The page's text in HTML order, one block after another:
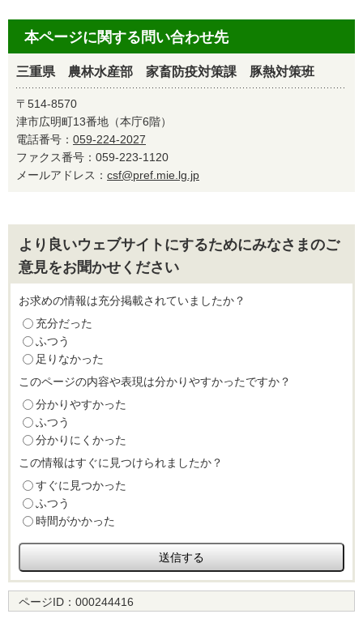
本ページに関する問い合わせ先
三重県 農林水産部 家畜防疫対策課 豚熱対策班
〒514-8570
津市広明町13番地（本庁6階）
電話番号： 059-224-2027
ファクス番号：059-223-1120
メールアドレス： csf@pref.mie.lg.jp
より良いウェブサイトにするためにみなさまのご
意見をお聞かせください
お求めの情報は充分掲載されていましたか？
充分だった
ふつう
足りなかった
このページの内容や表現は分かりやすかったですか？
分かりやすかった
ふつう
分かりにくかった
この情報はすぐに見つけられましたか？
すぐに見つかった
ふつう
時間がかかった
ページID： 000244416